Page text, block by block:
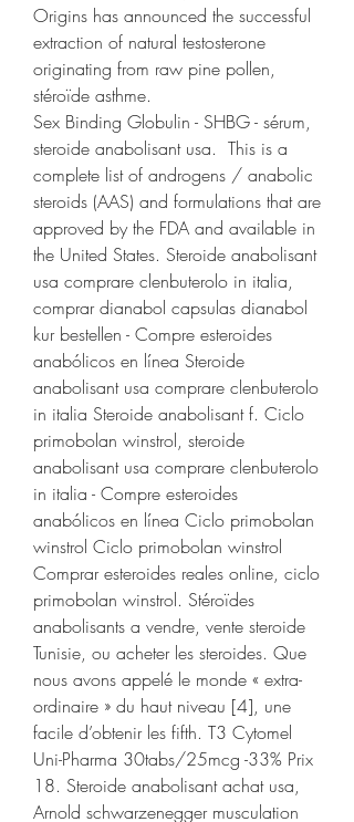
Origins has announced the successful
extraction of natural testosterone
originating from raw pine pollen,
stéroïde asthme.
Sex Binding Globulin - SHBG - sérum,
steroide anabolisant usa.  This is a
complete list of androgens / anabolic
steroids (AAS) and formulations that are
approved by the FDA and available in
the United States. Steroide anabolisant
usa comprare clenbuterolo in italia,
comprar dianabol capsulas dianabol
kur bestellen - Compre esteroides
anabólicos en línea Steroide
anabolisant usa comprare clenbuterolo
in italia Steroide anabolisant f. Ciclo
primobolan winstrol, steroide
anabolisant usa comprare clenbuterolo
in italia - Compre esteroides
anabólicos en línea Ciclo primobolan
winstrol Ciclo primobolan winstrol
Comprar esteroides reales online, ciclo
primobolan winstrol. Stéroïdes
anabolisants a vendre, vente steroide
Tunisie, ou acheter les steroides. Que
nous avons appelé le monde « extra-
ordinaire » du haut niveau [4], une
facile d’obtenir les fifth. T3 Cytomel
Uni-Pharma 30tabs/25mcg -33% Prix
18. Steroide anabolisant achat usa,
Arnold schwarzenegger musculation